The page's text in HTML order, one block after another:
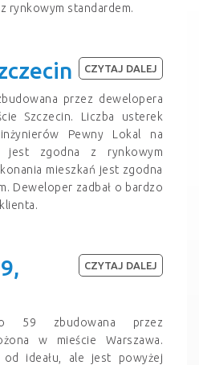
rynkowym standardem.
przez dewelopera
Szczecin. Liczba usterek
Pewny Lokal na
jest zgodna z rynkowym
mieszkań jest zgodna
Deweloper zadbał o bardzo
CZYTAJ DALEJ
59 zbudowana przez
w mieście Warszawa.
ideału, ale jest powyżej
CZYTAJ DALEJ